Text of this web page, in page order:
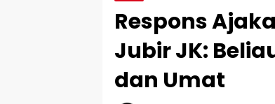
Respons
Jubir JK:
dan Umat